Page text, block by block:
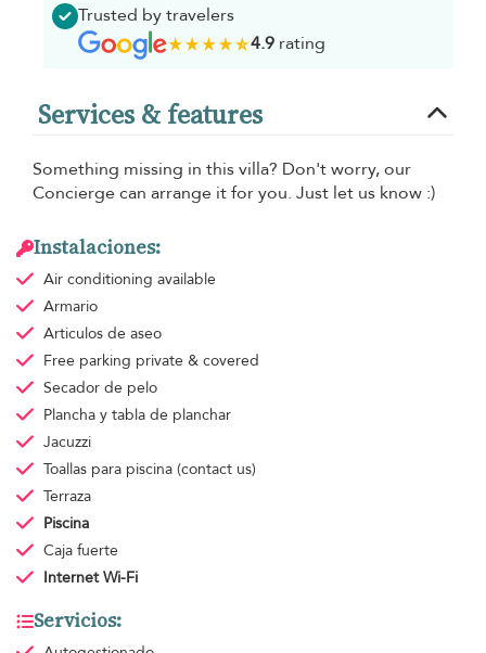
Trusted by travelers
4.9rating
Services & features
Something missing in this villa? Don't worry, our
Concierge can arrange it for you. Just let us know :)
Instalaciones:
Air conditioning available
Armario
Articulos de aseo
Free parking private & covered
Secador de pelo
Plancha y tabla de planchar
Jacuzzi
Toallas para piscina (contact us)
Terraza
Piscina
Caja fuerte
Internet Wi-Fi
Servicios: